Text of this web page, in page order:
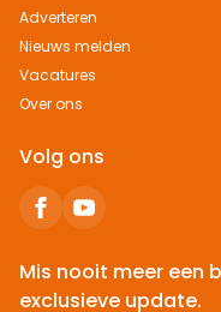
Adverteren
Nieuws melden
Vacatures
Over ons
Volg ons
Mis nooit meer een
exclusieve update.